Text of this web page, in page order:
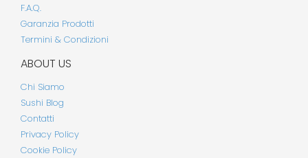
F.A.Q.
Garanzia Prodotti
Termini & Condizioni
ABOUT US
Chi Siamo
Sushi Blog
Contatti
Privacy Policy
Cookie Policy